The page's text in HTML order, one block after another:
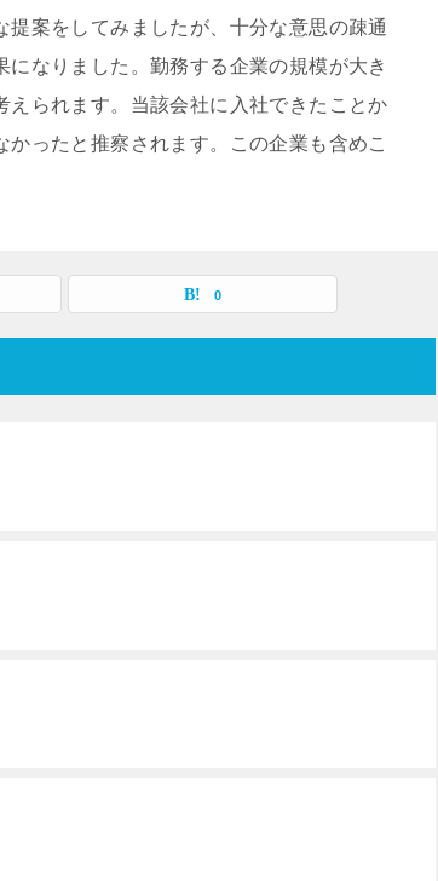
案をしてみましたが、十分な意思の疎通
なりました。勤務する企業の規模が大き
られます。当該会社に入社できたことか
ったと推察されます。この企業も含めこ
0